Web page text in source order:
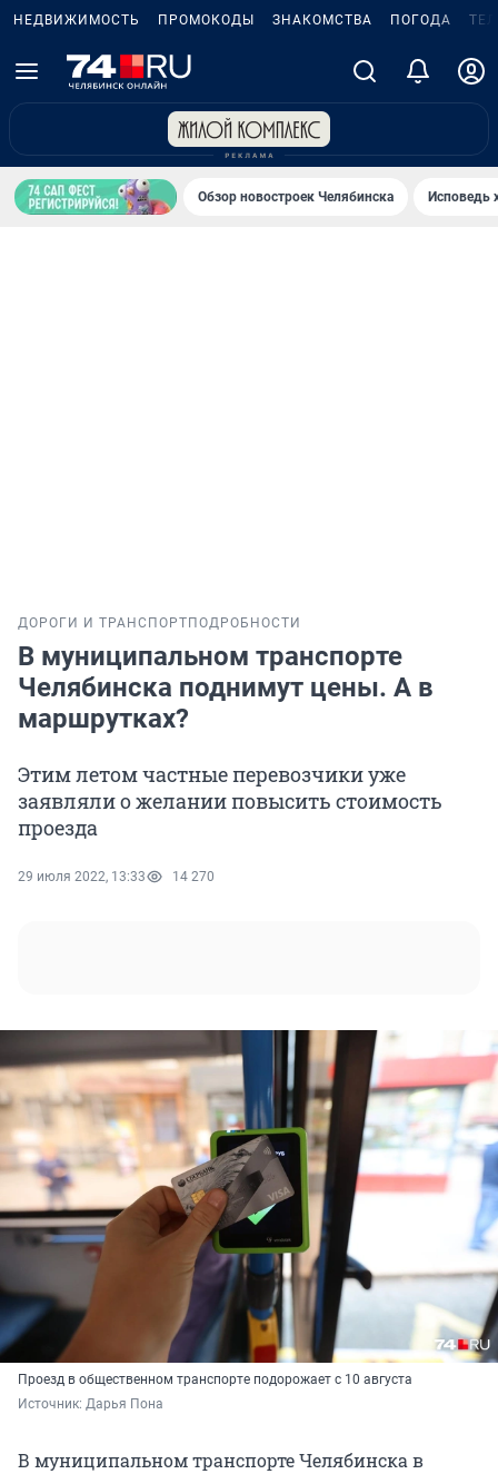
НЕДВИЖИМОСТЬ ПРОМОКОДЫ ЗНАКОМСТВА ПОГОДА
Обзор новостроек Челябинска Исповедь
ДОРОГИ И ТРАНСПОРТ ПОДРОБНОСТИ
В муниципальном транспорте
Челябинска поднимут цены. А в
маршрутках?
Этим летом частные перевозчики уже
заявляли о желании повысить стоимость
проезда
29 июля 2022, 13:33 14 270
Проезд в общественном транспорте подорожает с 10 августа
Источник: Дарья Пона
В муниципальном транспорте Челябинска в